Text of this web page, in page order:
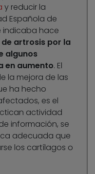
y reducir la
Española de
indicaba hace
artrosis por la
algunos
en aumento. El
la mejora de las
ha hecho
es el
actividad
información, se
adecuada que
los cartílagos o